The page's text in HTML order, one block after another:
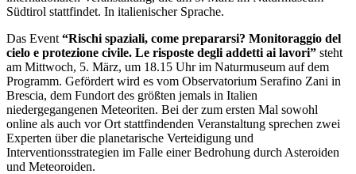
Südtirol stattfindet. In italienischer Sprache.
Das Event “Rischi spaziali, come prepararsi? Monitoraggio del
cielo e protezione civile. Le risposte degli addetti ai lavori” steht
am Mittwoch, 5. März, um 18.15 Uhr im Naturmuseum auf dem
Programm. Gefördert wird es vom Observatorium Serafino Zani in
Brescia, dem Fundort des größten jemals in Italien
niedergegangenen Meteoriten. Bei der zum ersten Mal sowohl
online als auch vor Ort stattfindenden Veranstaltung sprechen zwei
Experten über die planetarische Verteidigung und
Interventionsstrategien im Falle einer Bedrohung durch Asteroiden
und Meteoroiden.